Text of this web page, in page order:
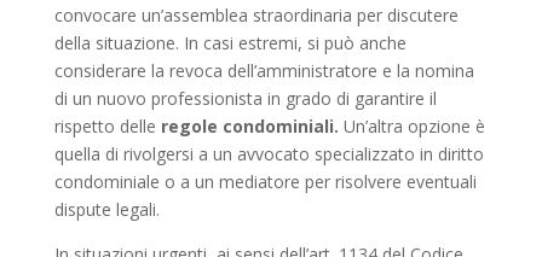
convocare un’assemblea straordinaria per discutere
della situazione. In casi estremi, si può anche
considerare la revoca dell’amministratore e la nomina
di un nuovo professionista in grado di garantire il
rispetto delle regole condominiali. Un’altra opzione è
quella di rivolgersi a un avvocato specializzato in diritto
condominiale o a un mediatore per risolvere eventuali
dispute legali.